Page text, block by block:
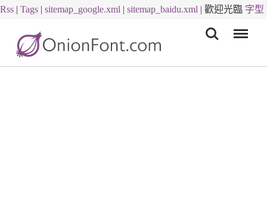
Rss | Tags | sitemap_google.xml | sitemap_baidu.xml | 歡迎光臨 字型